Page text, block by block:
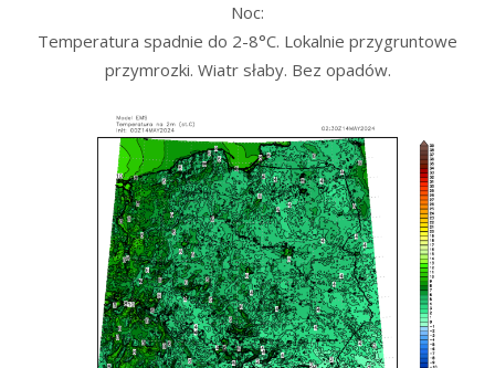
Noc:
Temperatura spadnie do 2-8°C. Lokalnie przygruntowe
przymrozki. Wiatr słaby. Bez opadów.